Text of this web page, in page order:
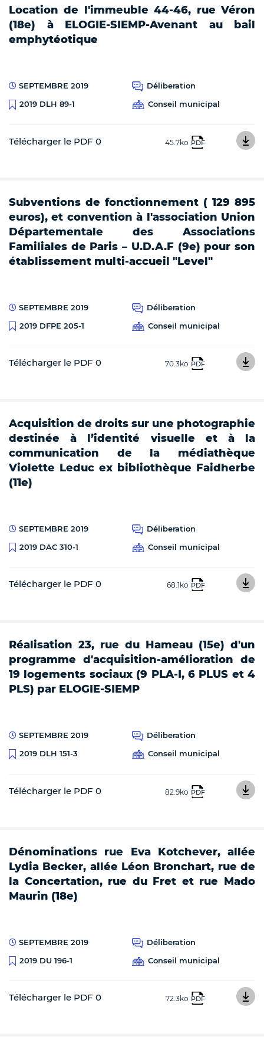
Location de l'immeuble 44-46, rue Véron
(18e) à ELOGIE-SIEMP-Avenant au bail
emphytéotique
SEPTEMBRE 2019
Déliberation
2019 DLH 89-1
Conseil municipal
Télécharger le PDF 0 45.7ko PDF
Subventions de fonctionnement ( 129 895
euros), et convention à l'association Union
Départementale des Associations
Familiales de Paris – U.D.A.F (9e) pour son
établissement multi-accueil "Level"
SEPTEMBRE 2019
Déliberation
2019 DFPE 205-1
Conseil municipal
Télécharger le PDF 0 70.3ko PDF
Acquisition de droits sur une photographie
destinée à l’identité visuelle et à la
communication de la médiathèque
Violette Leduc ex bibliothèque Faidherbe
(11e)
SEPTEMBRE 2019
Déliberation
2019 DAC 310-1
Conseil municipal
Télécharger le PDF 0 68.1ko PDF
Réalisation 23, rue du Hameau (15e) d'un
programme d'acquisition-amélioration de
19 logements sociaux (9 PLA-I, 6 PLUS et 4
PLS) par ELOGIE-SIEMP
SEPTEMBRE 2019
Déliberation
2019 DLH 151-3
Conseil municipal
Télécharger le PDF 0 82.9ko PDF
Dénominations rue Eva Kotchever, allée
Lydia Becker, allée Léon Bronchart, rue de
la Concertation, rue du Fret et rue Mado
Maurin (18e)
SEPTEMBRE 2019
Déliberation
2019 DU 196-1
Conseil municipal
Télécharger le PDF 0 72.3ko PDF